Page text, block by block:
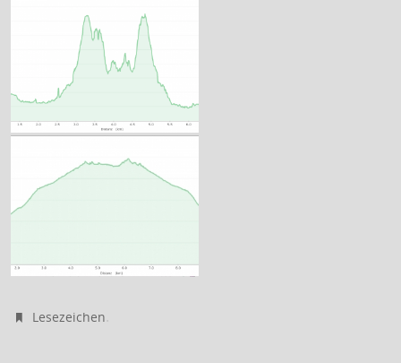
Lesezeichen.